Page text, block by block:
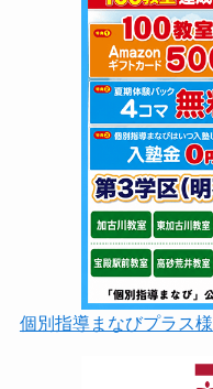
個別指導まなびプラス様